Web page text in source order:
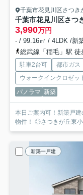
千葉市花見川区さつき
千葉市花見川区さつ
3,990万円
- / 99.16㎡ / 4LDK /新
総武線「稲毛」駅 徒
駐車2台可 都市ガス
ウォークインクロゼッ
パノラマ 新築
本日ご案内可！新築戸
物件！ ◎さつきが丘東
新築一戸建